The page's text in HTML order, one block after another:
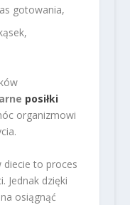
gotowania,
posiłki
organizmowi
diecie to proces
Jednak dzięki
osiągnąć